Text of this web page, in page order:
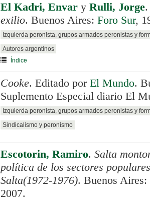
El Kadri, Envar y Rulli, Jorge
exilio. Buenos Aires: Foro Sur,
Izquierda peronista, grupos armados peronistas y
Autores argentinos
Índice
Cooke. Editado por El Mundo.
Suplemento Especial diario El
Izquierda peronista, grupos armados peronistas y
Sindicalismo y peronismo
Escotorin, Ramiro. Salta
política de los sectores
Salta(1972-1976). Buenos Aires:
2007.